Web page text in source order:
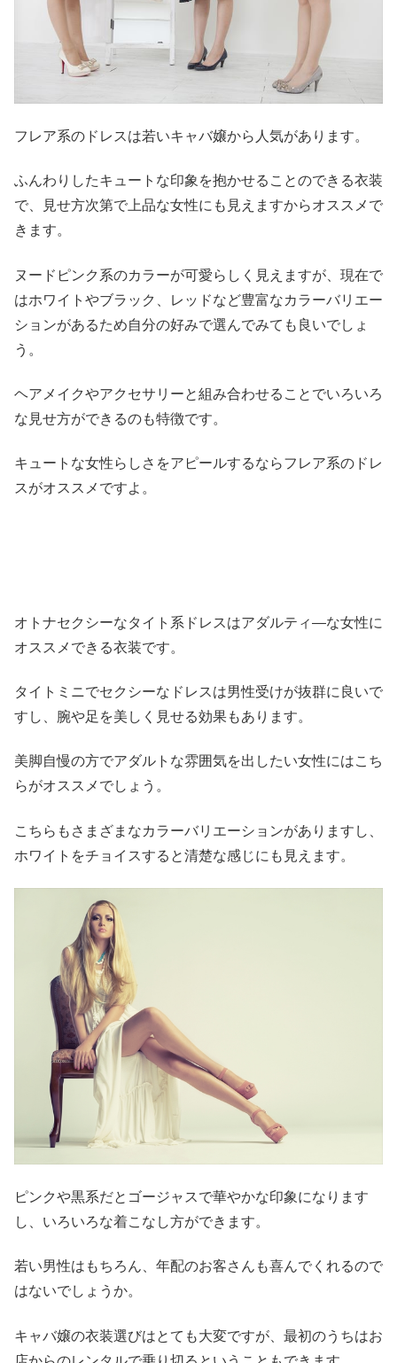
フレア系のドレスは若いキャバ嬢から人気があります。
ふんわりしたキュートな印象を抱かせることのできる衣装
で、見せ方次第で上品な女性にも見えますからオススメで
きます。
ヌードピンク系のカラーが可愛らしく見えますが、現在で
はホワイトやブラック、レッドなど豊富なカラーバリエー
ションがあるため自分の好みで選んでみても良いでしょ
う。
ヘアメイクやアクセサリーと組み合わせることでいろいろ
な見せ方ができるのも特徴です。
キュートな女性らしさをアピールするならフレア系のドレ
スがオススメですよ。
オトナセクシーなタイト系ドレスはアダルティ―な女性に
オススメできる衣装です。
タイトミニでセクシーなドレスは男性受けが抜群に良いで
すし、腕や足を美しく見せる効果もあります。
美脚自慢の方でアダルトな雰囲気を出したい女性にはこち
らがオススメでしょう。
こちらもさまざまなカラーバリエーションがありますし、
ホワイトをチョイスすると清楚な感じにも見えます。
ピンクや黒系だとゴージャスで華やかな印象になります
し、いろいろな着こなし方ができます。
若い男性はもちろん、年配のお客さんも喜んでくれるので
はないでしょうか。
キャバ嬢の衣装選びはとても大変ですが、最初のうちはお